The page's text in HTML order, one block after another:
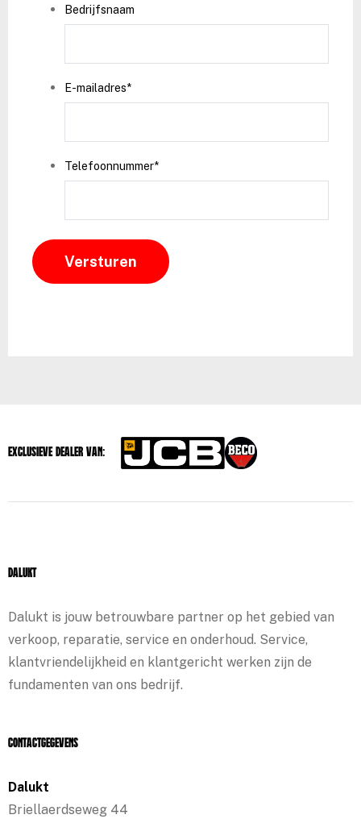
Bedrijfsnaam
E-mailadres*
Telefoonnummer*
Exclusieve dealer van:
Dalukt
Dalukt is jouw betrouwbare partner op het gebied van
verkoop, reparatie, service en onderhoud. Service,
klantvriendelijkheid en klantgericht werken zijn de
fundamenten van ons bedrijf.
Contactgegevens
Dalukt
Briellaerdseweg 44